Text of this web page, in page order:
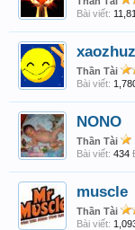
Bài viết:
Thần Tài
Bài viết:
NONO
Thần Tài
Bài viết: 434
muscle
Thần Tài
Bài viết: